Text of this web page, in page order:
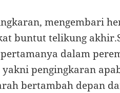
mengembari
buntut telikung
dalam
pengingkaran
bertambah depan